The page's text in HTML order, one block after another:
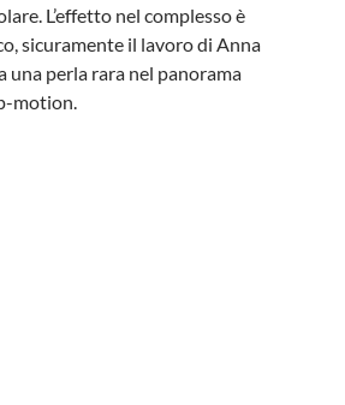
L’effetto nel complesso è
sicuramente il lavoro di Anna
una perla rara nel panorama
motion.